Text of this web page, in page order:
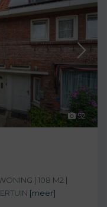
52
| 108 M2 |
[meer]